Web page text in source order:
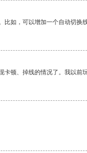
如，可以增加一个自动切
顿、掉线的情况了。我以前